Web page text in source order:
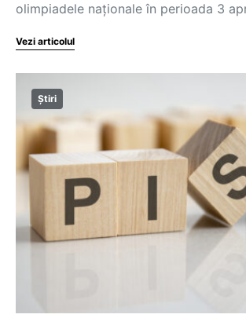
olimpiadele naționale în perioada 3
Vezi articolul
Știri